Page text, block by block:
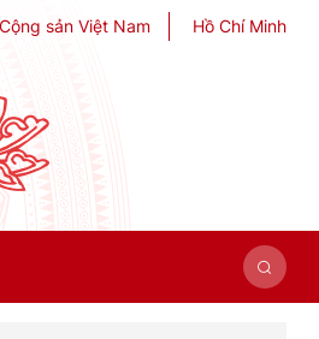
sản Việt Nam Hồ Chí Minh